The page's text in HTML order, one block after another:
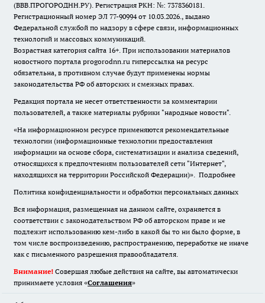
(ВВВ.ПРОГОРОДНН.РУ). Регистрация РКН: №: 7378360181.
Регистрационный номер ЭЛ 77-90994 от 10.03.2026., выдано
Федеральной службой по надзору в сфере связи, информационных
технологий и массовых коммуникаций.
Возрастная категория сайта 16+. При использовании материалов
новостного портала progorodnn.ru гиперссылка на ресурс
обязательна, в противном случае будут применены нормы
законодательства РФ об авторских и смежных правах.
Редакция портала не несет ответственности за комментарии
пользователей, а также материалы рубрики "народные новости".
«На информационном ресурсе применяются рекомендательные
технологии (информационные технологии предоставления
информации на основе сбора, систематизации и анализа сведений,
относящихся к предпочтениям пользователей сети "Интернет",
находящихся на территории Российской Федерации)». Подробнее
Политика конфиденциальности и обработки персональных данных
Вся информация, размещенная на данном сайте, охраняется в
соответствии с законодательством РФ об авторском праве и не
подлежит использованию кем-либо в какой бы то ни было форме, в
том числе воспроизведению, распространению, переработке не иначе
как с письменного разрешения правообладателя.
Внимание! Совершая любые действия на сайте, вы автоматически
принимаете условия «Cоглашения»